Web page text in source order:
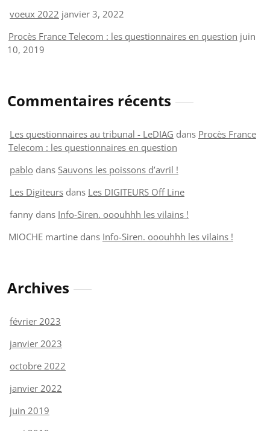
voeux 2022 janvier 3, 2022
Procès France Telecom : les questionnaires en question juin
10, 2019
Commentaires récents
Les questionnaires au tribunal - LeDIAG dans Procès France
Telecom : les questionnaires en question
pablo dans Sauvons les poissons d’avril !
Les Digiteurs dans Les DIGITEURS Off Line
fanny dans Info-Siren. ooouhhh les vilains !
MIOCHE martine dans Info-Siren. ooouhhh les vilains !
Archives
février 2023
janvier 2023
octobre 2022
janvier 2022
juin 2019